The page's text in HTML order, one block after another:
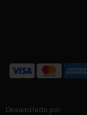
Desarrollado por